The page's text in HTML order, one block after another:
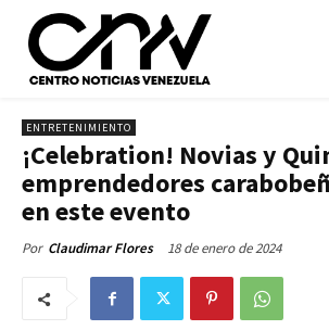
ENTRETENIMIENTO
¡Celebration! Novias y
emprendedores
en este evento
Por Claudimar Flores 18 de enero de 2024